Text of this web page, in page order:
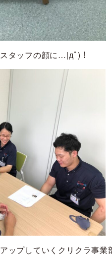
タッフの顔に…|дﾟ)！
ップしていくクリクラ事